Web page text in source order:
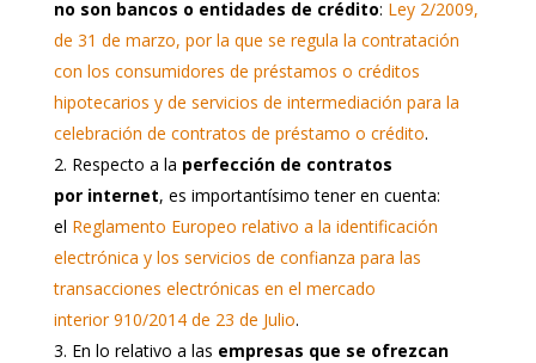
no son bancos o entidades de crédito: Ley 2/2009,
de 31 de marzo, por la que se regula la contratación
con los consumidores de préstamos o créditos
hipotecarios y de servicios de intermediación para la
celebración de contratos de préstamo o crédito.
Respecto a la perfección de contratos
por internet, es importantísimo tener en cuenta:
el Reglamento Europeo relativo a la identificación
electrónica y los servicios de confianza para las
transacciones electrónicas en el mercado
interior 910/2014 de 23 de Julio.
En lo relativo a las empresas que se ofrezcan